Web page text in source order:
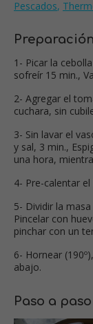
Pescados,
Preparación
1- Picar la
sofreír 15 min.,
2- Agregar el
cuchara, sin
3- Sin lavar el
y sal, 3 min.,
una hora,
4- Pre-calentar el
5- Dividir la
Pincelar con
pinchar con un
6- Hornear
abajo.
Paso a paso